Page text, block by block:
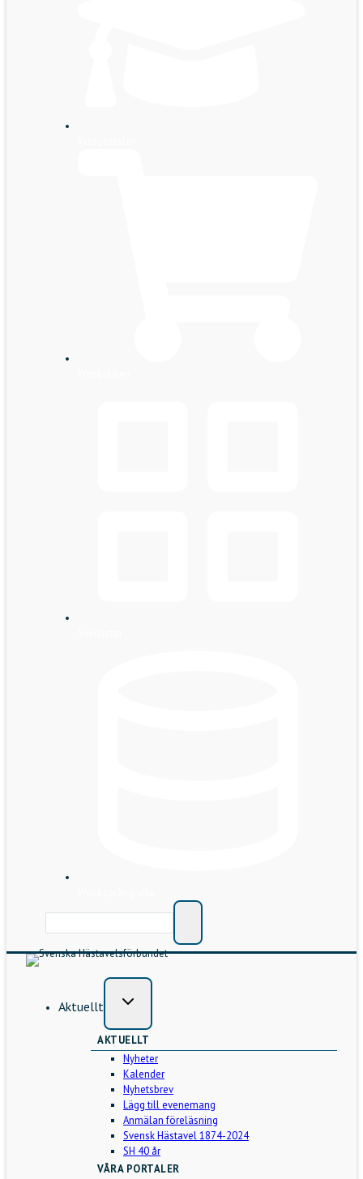
Aktuellt
AKTUELLT
Nyheter
Kalender
Nyhetsbrev
Lägg till evenemang
Anmälan föreläsning
Svensk Hästavel 1874-2024
SH 40 år
VÅRA PORTALER